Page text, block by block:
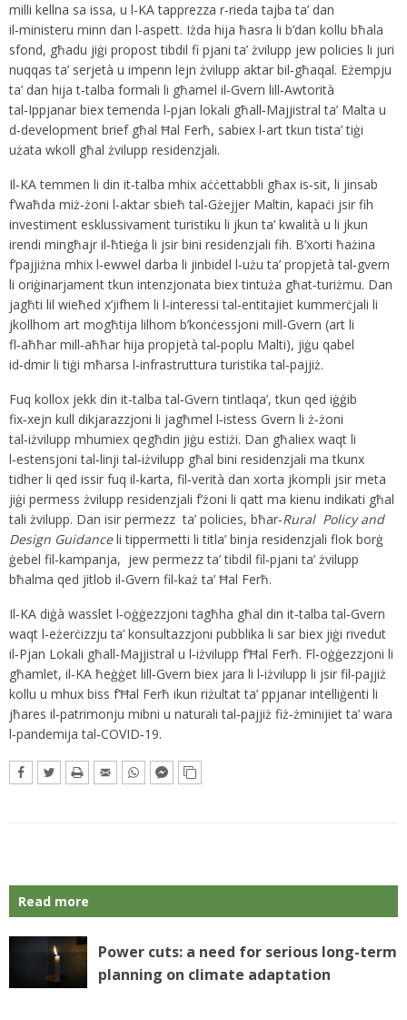
milli kellna sa issa, u l‑KA tapprezza r‑rieda tajba ta’ dan
il‑ministeru minn dan l-aspett. Iżda hija ħasra li b’dan kollu bħala
sfond, għadu jiġi propost tibdil fi pjani ta’ żvilupp jew policies li juri
nuqqas ta’ serjetà u impenn lejn żvilupp aktar bil‑għaqal. Eżempju
ta’ dan hija t‑talba formali li għamel il‑Gvern lill‑Awtorità
tal‑Ippjanar biex temenda l‑pjan lokali għall‑Majjistral ta’ Malta u
d‑development brief għal Ħal Ferħ, sabiex l‑art tkun tista’ tiġi
użata wkoll għal żvilupp residenzjali.
Il‑KA temmen li din it‑talba mhix aċċettabbli għax is‑sit, li jinsab
f’waħda miż‑żoni l‑aktar sbieħ tal‑Gżejjer Maltin, kapaċi jsir fih
investiment esklussivament turistiku li jkun ta’ kwalità u li jkun
irendi mingħajr il‑ħtieġa li jsir bini residenzjali fih. B’xorti ħażina
f’pajjiżna mhix l‑ewwel darba li jinbidel l‑użu ta’ propjetà tal‑gvern
li oriġinarjament tkun intenzjonata biex tintuża għat‑turiżmu. Dan
jagħti lil wieħed x’jifhem li l‑interessi tal‑entitajiet kummerċjali li
jkollhom art mogħtija lilhom b’konċessjoni mill‑Gvern (art li
fl‑aħħar mill‑aħħar hija propjetà tal‑poplu Malti), jiġu qabel
id‑dmir li tiġi mħarsa l‑infrastruttura turistika tal‑pajjiż.
Fuq kollox jekk din it‑talba tal‑Gvern tintlaqa’, tkun qed iġġib
fix‑xejn kull dikjarazzjoni li jagħmel l‑istess Gvern li ż‑żoni
tal‑iżvilupp mhumiex qegħdin jiġu estiżi. Dan għaliex waqt li
l‑estensjoni tal‑linji tal‑iżvilupp għal bini residenzjali ma tkunx
tidher li qed issir fuq il‑karta, fil‑verità dan xorta jkompli jsir meta
jiġi permess żvilupp residenzjali f’żoni li qatt ma kienu indikati għal
tali żvilupp. Dan isir permezz ta’ policies, bħar‑Rural Policy and
Design Guidanceli tippermetti li titla’ binja residenzjali flok borġ
ġebel fil‑kampanja, jew permezz ta’ tibdil fil‑pjani ta’ żvilupp
bħalma qed jitlob il‑Gvern fil‑każ ta’ Ħal Ferħ.
Il‑KA diġà wasslet l‑oġġezzjoni tagħha għal din it‑talba tal‑Gvern
waqt l‑eżerċizzju ta’ konsultazzjoni pubblika li sar biex jiġi rivedut
il‑Pjan Lokali għall‑Majjistral u l‑iżvilupp f’Ħal Ferħ. Fl‑oġġezzjoni li
għamlet, il‑KA ħeġġet lill‑Gvern biex jara li l‑iżvilupp li jsir fil‑pajjiż
kollu u mhux biss f’Ħal Ferħ ikun riżultat ta’ ppjanar intelliġenti li
jħares il‑patrimonju mibni u naturali tal‑pajjiż fiż‑żminijiet ta’ wara
l‑pandemija tal‑COVID‑19.
Read more
Power cuts: a need for serious long-term
planning on climate adaptation